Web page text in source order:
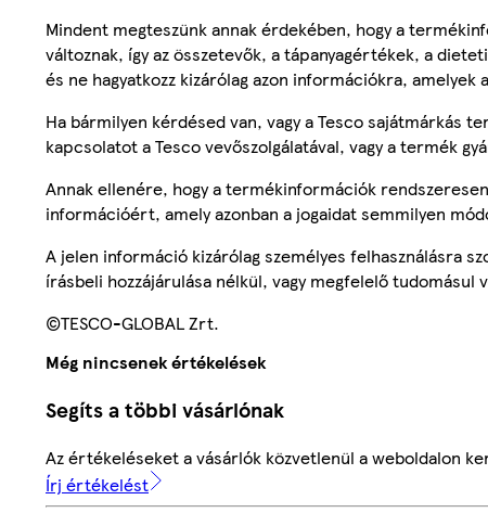
Mindent megteszünk annak érdekében, hogy a
változnak, így az összetevők, a tápanyagértékek, a
és ne hagyatkozz kizárólag azon információkra, amelyek
Ha bármilyen kérdésed van, vagy a Tesco sajátmárkás
kapcsolatot a Tesco vevőszolgálatával, vagy a termék
Annak ellenére, hogy a termékinformációk
információért, amely azonban a jogaidat semmilyen
A jelen információ kizárólag személyes felhasználásra
írásbeli hozzájárulása nélkül, vagy megfelelő tudomásul
©TESCO-GLOBAL Zrt.
Még nincsenek értékelések
Segíts a többi vásárlónak
Az értékeléseket a vásárlók közvetlenül a weboldalon
Írj értékelést